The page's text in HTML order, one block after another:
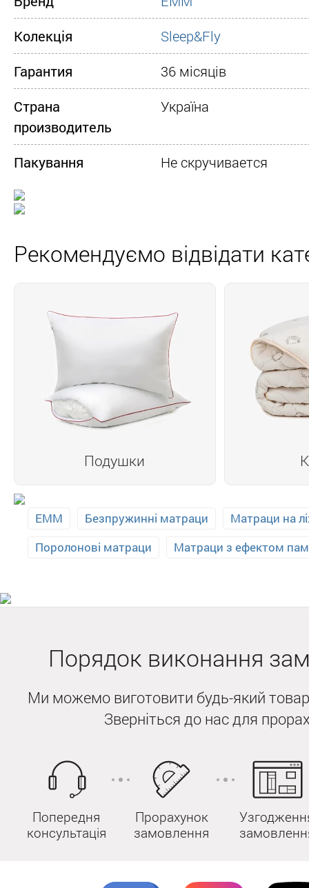
Колекція
Sleep&Fly
Гарантия
36 місяців
Страна
производитель
Україна
Пакування Не скручивается
Рекомендуємо відвідати
Подушки
EMM Безпружинні матраци
Матраци на
Поролонові матраци
Матраци з ефектом
Порядок виконання
Ми можемо виготовити будь-який
Зверніться до нас для
Попередня
консультація
Прорахунок
замовлення